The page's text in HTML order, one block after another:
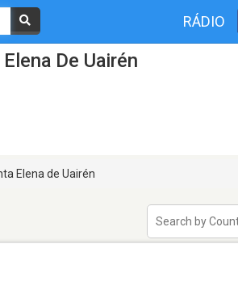
RÁDIO
De Uairén
Elena de Uairén